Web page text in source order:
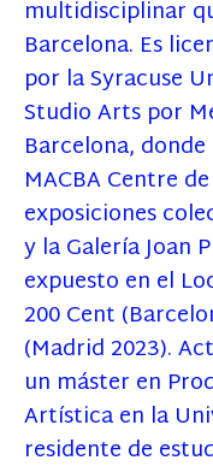
multidisciplinar
Barcelona. Es
por la Syracuse
Studio Arts por
Barcelona,
MACBA Centre
exposiciones
y la Galería Joan
expuesto en el
200 Cent
(Madrid 2023).
un máster en
Artística en la
residente de